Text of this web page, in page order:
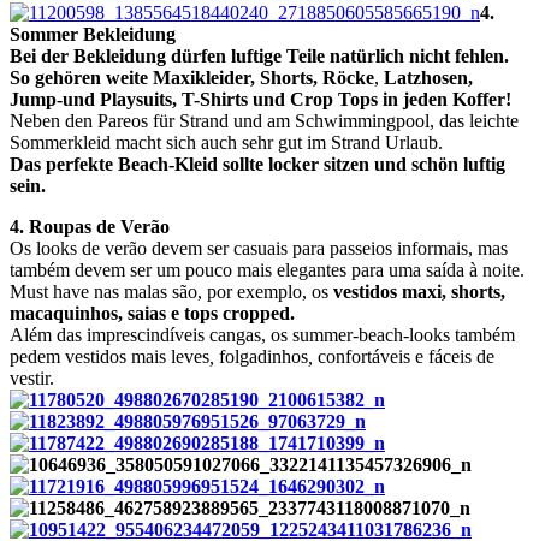
4.
Sommer Bekleidung
Bei der Bekleidung dürfen luftige Teile natürlich nicht fehlen.
So gehören weite Maxikleider, Shorts, Röcke, Latzhosen,
Jump-und Playsuits, T-Shirts und Crop Tops in jeden Koffer!
Neben den Pareos für Strand und am Schwimmingpool, das leichte
Sommerkleid macht sich auch sehr gut im Strand Urlaub.
Das perfekte Beach-Kleid sollte locker sitzen und schön luftig
sein.
4. Roupas de Verão
Os looks de verão devem ser casuais para passeios informais, mas
também devem ser um pouco mais elegantes para uma saída à noite.
Must have nas malas são, por exemplo, os vestidos maxi, shorts,
macaquinhos, saias e tops cropped.
Além das imprescindíveis cangas, os summer-beach-looks também
pedem vestidos mais leves folgadinhos confortáveis e fáceis de
vestir.